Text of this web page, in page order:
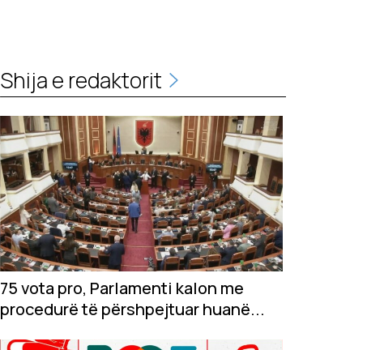
Shija e redaktorit
75 vota pro, Parlamenti kalon me
procedurë të përshpejtuar huanë...